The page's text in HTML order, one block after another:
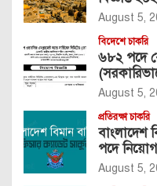
August 5,
বিদেশে চাকরি
৬৮২ পদে
August 5,
প্রতিরক্ষা চাকরি
বাংলাদেশ
পদে নিয়োগ
August 5,